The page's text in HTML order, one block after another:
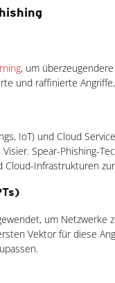
, um
und raffinierte
IoT) und Cloud
Spear-Phishing-
Infrastrukturen
um
Vektor für diese